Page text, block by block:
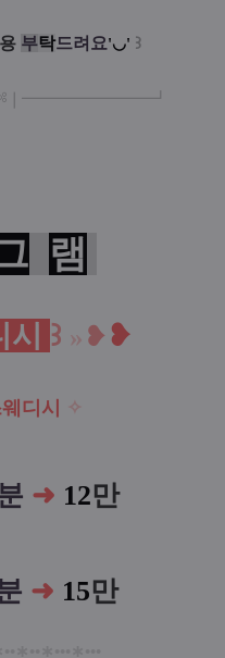
용 부탁드려요'◡' ꒱
━━━━━━━━┛
램
꒱ » ❥ ❥
디시 ✧
➜ 12만
➜ 15만